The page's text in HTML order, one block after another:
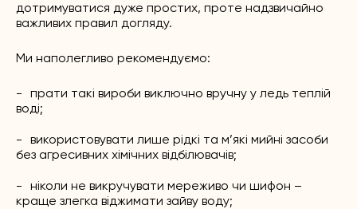
дотримуватися дуже простих, проте надзвичайно
важливих правил догляду.
Ми наполегливо рекомендуємо:
прати такі вироби виключно вручну у ледь теплій
воді;
використовувати лише рідкі та м’які мийні засоби
без агресивних хімічних відбілювачів;
ніколи не викручувати мереживо чи шифон –
краще злегка віджимати зайву воду;